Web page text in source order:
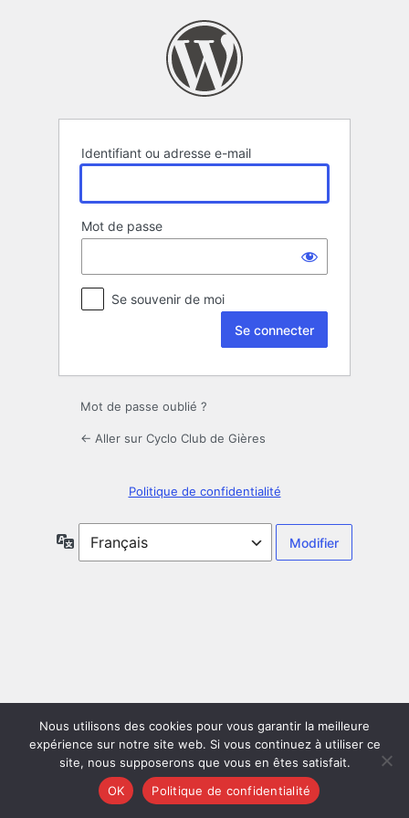
Identifiant ou adresse e-mail
Mot de passe
Se souvenir de moi
Mot de passe oublié ?
← Aller sur Cyclo Club de Gières
Politique de confidentialité
Langue
Nous utilisons des cookies pour vous garantir la meilleure
expérience sur notre site web. Si vous continuez à utiliser ce
site, nous supposerons que vous en êtes satisfait.
OK
Politique de confidentialité